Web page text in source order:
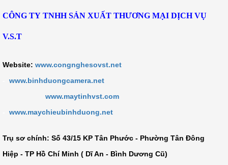
CÔNG TY TNHH SẢN XUẤT THƯƠNG MẠI DỊCH VỤ
V.S.T
Website: www.congnghesovst.net
www.binhduongcamera.net
www.maytinhvst.com
www.maychieubinhduong.net
Trụ sơ chính: Số 43/15 KP Tân Phước - Phường Tân Đông
Hiệp - TP Hồ Chí Minh ( Dĩ An - Bình Dương Cũ)